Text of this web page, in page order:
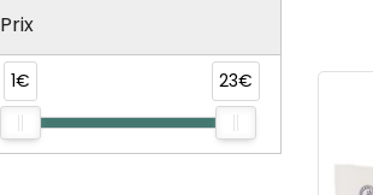
Prix
1€ 23€